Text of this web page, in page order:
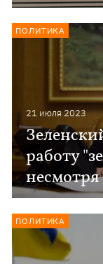
21 июля 2023
работу
ПОЛИТИКА
ПОЛИТИКА